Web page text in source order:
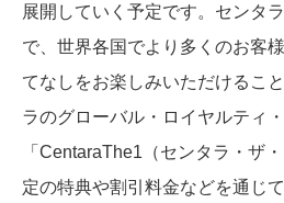
展開していく予定です。センタ
で、世界各国でより多くのお客
てなしをお楽しみいただけるこ
ラのグローバル・ロイヤルティ
「CentaraThe1（センタラ・ザ
定の特典や割引料金などを通じ